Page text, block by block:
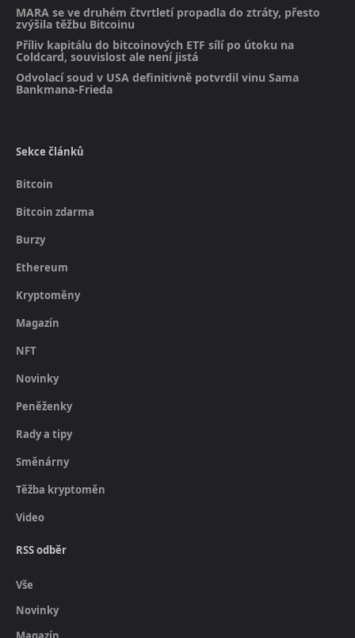
MARA se ve druhém čtvrtletí propadla do ztráty, přesto
zvýšila těžbu Bitcoinu
Příliv kapitálu do bitcoinových ETF sílí po útoku na
Coldcard, souvislost ale není jistá
Odvolací soud v USA definitivně potvrdil vinu Sama
Bankmana-Frieda
Sekce článků
Bitcoin
Bitcoin zdarma
Burzy
Ethereum
Kryptoměny
Magazín
NFT
Novinky
Peněženky
Rady a tipy
Směnárny
Těžba kryptoměn
Video
RSS odběr
Vše
Novinky